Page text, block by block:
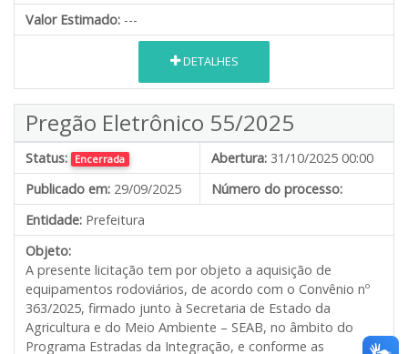
Valor Estimado: ---
DETALHES
Pregão Eletrônico 55/2025
Status: Encerrada Abertura: 31/10/2025 00:00
Publicado em: 29/09/2025
Número do processo:
Entidade: Prefeitura
Objeto:
A presente licitação tem por objeto a aquisição de
equipamentos rodoviários, de acordo com o Convênio nº
363/2025, firmado junto à Secretaria de Estado da
Agricultura e do Meio Ambiente – SEAB, no âmbito do
Programa Estradas da Integração, e conforme as